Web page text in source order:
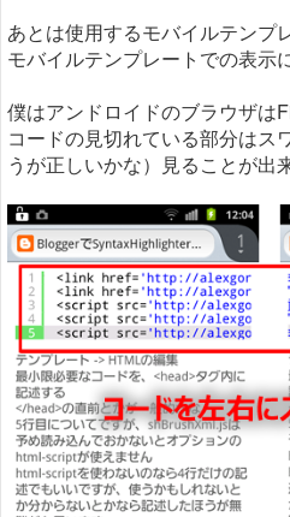
あとは使用するモバイルテンプ
モバイルテンプレートでの表示
僕はアンドロイドのブラウザは
コードの見切れている部分はス
うが正しいかな）見ることが出